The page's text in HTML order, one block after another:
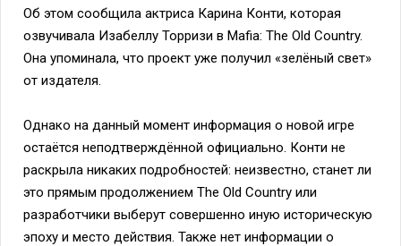
Об этом сообщила актриса Карина Конти, которая
озвучивала Изабеллу Торризи в Mafia: The Old Country.
Она упоминала, что проект уже получил «зелёный свет»
от издателя.
Однако на данный момент информация о новой игре
остаётся неподтверждённой официально. Конти не
раскрыла никаких подробностей: неизвестно, станет ли
это прямым продолжением The Old Country или
разработчики выберут совершенно иную историческую
эпоху и место действия. Также нет информации о